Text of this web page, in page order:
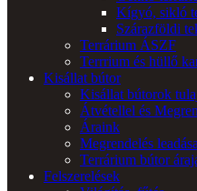
Kígyó, sikló
Szárazföldi
Terrárium ÁSZF
Terrrium és hüllő
Kisállat bútor
Kisállat bútorok
Átvétellel és
Áraink
Megrendelés leadása
Terrárium bútor
Felszerelések